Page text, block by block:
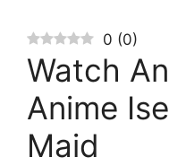
0 (0)
Watch
Anime
Maid